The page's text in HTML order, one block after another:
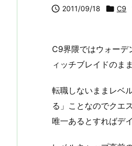
 2011/09/18  C9
C9界隈ではウォーデ
ィッチブレイドのま
転職しないままレベ
る」ことなのでクエ
唯一あるとすればデ